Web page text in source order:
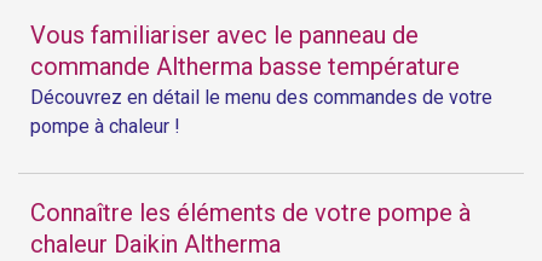
Vous familiariser avec le panneau de
commande Altherma basse température
Découvrez en détail le menu des commandes de votre
pompe à chaleur !
Connaître les éléments de votre pompe à
chaleur Daikin Altherma